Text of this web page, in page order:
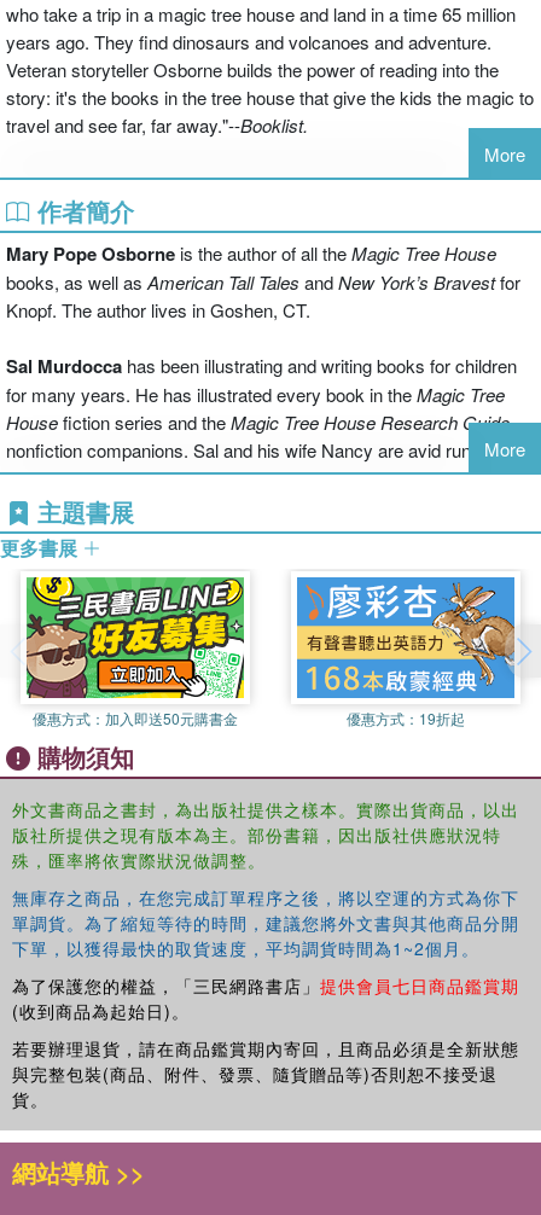
who take a trip in a magic tree house and land in a time 65 million
years ago. They find dinosaurs and volcanoes and adventure.
Veteran storyteller Osborne builds the power of reading into the
story: it's the books in the tree house that give the kids the magic to
travel and see far, far away."--Booklist.
More
作者簡介
Mary Pope Osborneis the author of all theMagic Tree House
books, as well as American Tall Tales andNew York’s Bravestfor
Knopf. The author lives inGoshen, CT.
Sal Murdocca has been illustrating and writing books for children
for many years. He has illustrated every book in theMagic Tree
Housefiction series and theMagic Tree House Research Guide
nonfiction companions. Sal and his wife Nancy are avid runners
and have touredEuropeon bicycles. He lives inRockland County,
NY
More
主題書展
更多書展
優惠方式： 加入即送50元購書金 優惠方式： 19折起
購物須知
外文書商品之書封，為出版社提供之樣本。實際出貨商品，以出
版社所提供之現有版本為主。部份書籍，因出版社供應狀況特
殊，匯率將依實際狀況做調整。
無庫存之商品，在您完成訂單程序之後，將以空運的方式為你下
單調貨。為了縮短等待的時間，建議您將外文書與其他商品分開
下單，以獲得最快的取貨速度，平均調貨時間為1~2個月。
為了保護您的權益，「三民網路書店」 提供會員七日商品鑑賞期
(收到商品為起始日)。
若要辦理退貨，請在商品鑑賞期內寄回，且商品必須是全新狀態
與完整包裝(商品、附件、發票、隨貨贈品等)否則恕不接受退
貨。
網站導航 >>